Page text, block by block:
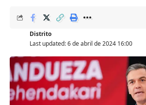
Last updated: 6 de abril de 2024 16:00
Distrito